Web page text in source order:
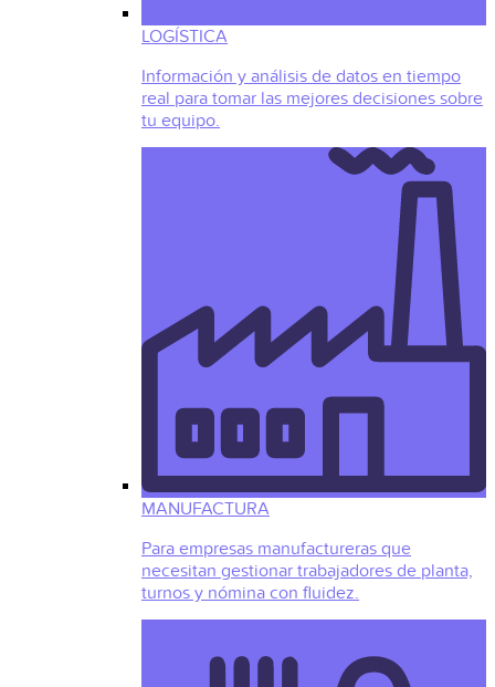
LOGÍSTICA
Información y análisis de datos en tiempo
real para tomar las mejores decisiones sobre
tu equipo.
MANUFACTURA
Para empresas manufactureras que
necesitan gestionar trabajadores de planta,
turnos y nómina con fluidez.